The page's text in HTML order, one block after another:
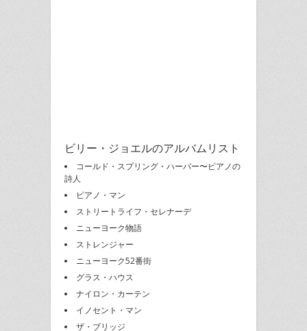
ビリー・ジョエルのアルバムリスト
コールド・スプリング・ハーバー〜ピアノの
詩人
ピアノ・マン
ストリートライフ・セレナーデ
ニューヨーク物語
ストレンジャー
ニューヨーク52番街
グラス・ハウス
ナイロン・カーテン
イノセント・マン
ザ・ブリッジ